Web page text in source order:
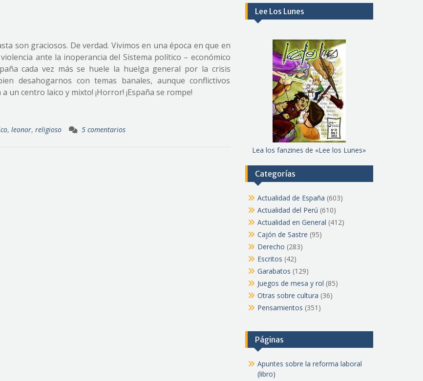
son graciosos. De verdad. Vivimos en una época en que en
ante la inoperancia del Sistema político – económico
cada vez más se huele la huelga general por la crisis
desahogarnos con temas banales, aunque conflictivos
un centro laico y mixto! ¡Horror! ¡España se rompe!
, leonor, religioso 5 comentarios
Lee Los Lunes
Lea los fanzines de «Lee los Lunes»
Categorías
Actualidad de España (603)
Actualidad del Perú (610)
Actualidad en General (412)
Cajón de Sastre (95)
Derecho (283)
Escritos (42)
Garabatos (129)
Juegos de mesa y rol (85)
Otras sobre cultura (36)
Pensamientos (351)
Páginas
Apuntes sobre la reforma laboral
(libro)